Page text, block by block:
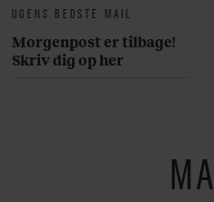
UGENS BEDSTE MAIL
Morgenpost er tilbage!
Skriv dig op her